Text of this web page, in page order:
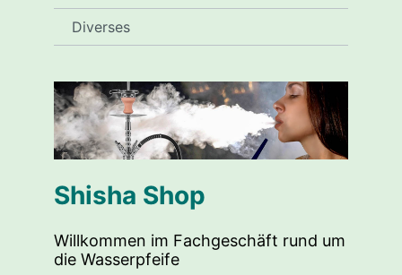
Diverses
Shisha Shop
Willkommen im Fachgeschäft rund um
die Wasserpfeife